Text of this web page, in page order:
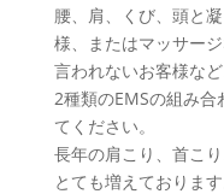
腰、肩、くび、頭と
様、またはマッサー
言われないお客様な
2種類のEMSの組み
てください。
長年の肩こり、首こ
とても増えております